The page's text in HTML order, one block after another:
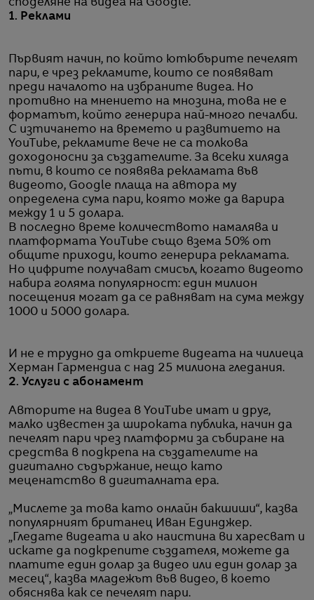
споделяне на видеа на Google.
1. Реклами
Първият начин, по който ютюбърите печелят
пари, е чрез рекламите, които се появяват
преди началото на избраните видеа. Но
противно на мнението на мнозина, това не е
форматът, който генерира най-много печалби.
С изтичането на времето и развитието на
YouTube, рекламите вече не са толкова
доходоносни за създателите. За всеки хиляда
пъти, в които се появява рекламата във
видеото, Google плаща на автора му
определена сума пари, която може да варира
между 1 и 5 долара.
В последно време количеството намалява и
платформата YouTube също взема 50% от
общите приходи, които генерира рекламата.
Но цифрите получават смисъл, когато видеото
набира голяма популярност: един милион
посещения могат да се равняват на сума между
1000 и 5000 долара.
И не е трудно да откриете видеата на чилиеца
Херман Гармендиа с над 25 милиона гледания.
2. Услуги с абонамент
Авторите на видеа в YouTube имат и друг,
малко известен за широката публика, начин да
печелят пари чрез платформи за събиране на
средства в подкрепа на създателите на
дигитално съдържание, нещо като
меценатство в дигиталната ера.
„Мислете за това като онлайн бакшиши“, казва
популярният британец Иван Единджер.
„Гледате видеата и ако наистина ви харесват и
искате да подкрепите създателя, можете да
платите един долар за видео или един долар за
месец“, казва младежът във видео, в което
обяснява как се печелят пари.